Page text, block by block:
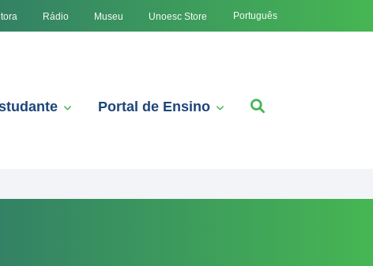
Rádio Museu Unoesc Store Português
Portal de Ensino